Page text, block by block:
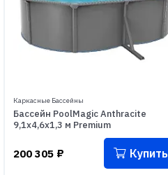
Каркасные Бассейны
Бассейн PoolMagic Anthracite
9,1x4,6x1,3 м Premium
200 305 ₽ Купить